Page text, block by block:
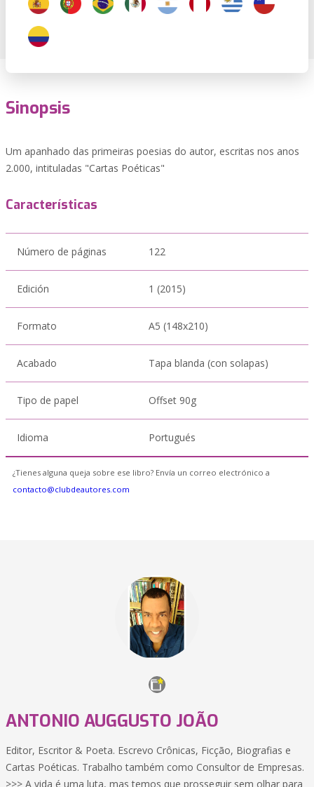
Sinopsis
Um apanhado das primeiras poesias do autor, escritas nos anos
2.000, intituladas "Cartas Poéticas"
Características
Número de páginas 122
Edición 1 (2015)
Formato A5 (148x210)
Acabado Tapa blanda (con solapas)
Tipo de papel Offset 90g
Idioma Portugués
¿Tienes alguna queja sobre ese libro? Envía un correo electrónico a
contacto@clubdeautores.com
ANTONIO AUGGUSTO JOÃO
Editor, Escritor & Poeta. Escrevo Crônicas, Ficção, Biografias e
Cartas Poéticas. Trabalho também como Consultor de Empresas.
>>> A vida é uma luta, mas temos que prosseguir sem olhar para